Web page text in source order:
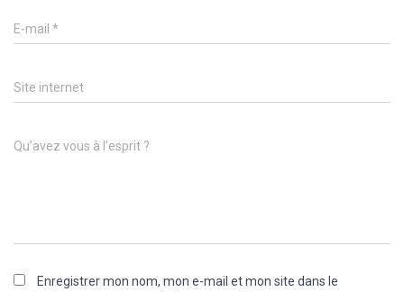
E-mail *
Site internet
Qu’avez vous à l’esprit ?
Enregistrer mon nom, mon e-mail et mon site dans le